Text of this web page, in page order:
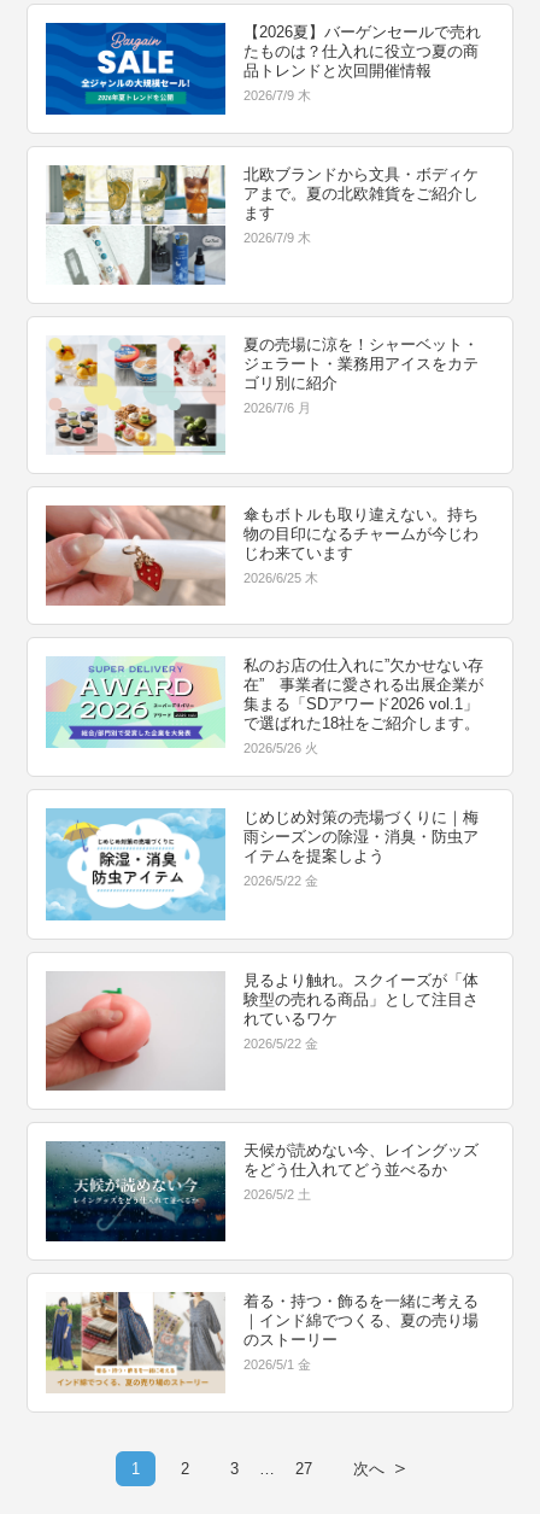
【2026夏】バーゲンセールで売れ
たものは？仕入れに役立つ夏の商
品トレンドと次回開催情報
2026/7/9 木
北欧ブランドから文具・ボディケ
アまで。夏の北欧雑貨をご紹介し
ます
2026/7/9 木
夏の売場に涼を！シャーベット・
ジェラート・業務用アイスをカテ
ゴリ別に紹介
2026/7/6 月
傘もボトルも取り違えない。持ち
物の目印になるチャームが今じわ
じわ来ています
2026/6/25 木
私のお店の仕入れに”欠かせない存
在” 事業者に愛される出展企業が
集まる「SDアワード2026 vol.1」
で選ばれた18社をご紹介します。
2026/5/26 火
じめじめ対策の売場づくりに｜梅
雨シーズンの除湿・消臭・防虫ア
イテムを提案しよう
2026/5/22 金
見るより触れ。スクイーズが「体
験型の売れる商品」として注目さ
れているワケ
2026/5/22 金
天候が読めない今、レイングッズ
をどう仕入れてどう並べるか
2026/5/2 土
着る・持つ・飾るを一緒に考える
｜インド綿でつくる、夏の売り場
のストーリー
2026/5/1 金
1 2 3 27 次へ ＞